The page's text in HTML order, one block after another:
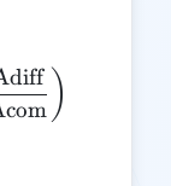
(dB)} =
)